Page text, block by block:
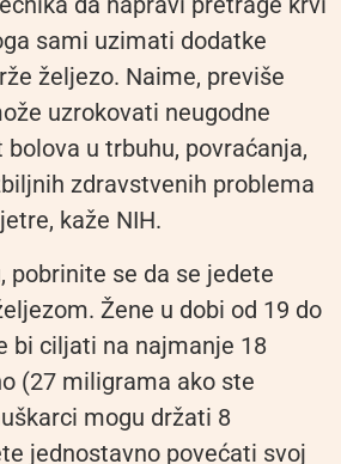
sami uzimati dodatke
željezo. Naime, previše
uzrokovati neugodne
bolova u trbuhu, povraćanja,
zdravstvenih problema
kaže NIH.
pobrinite se da se jedete
Žene u dobi od 19 do
bi ciljati na najmanje 18
(27 miligrama ako ste
mogu držati 8
jednostavno povećati svoj